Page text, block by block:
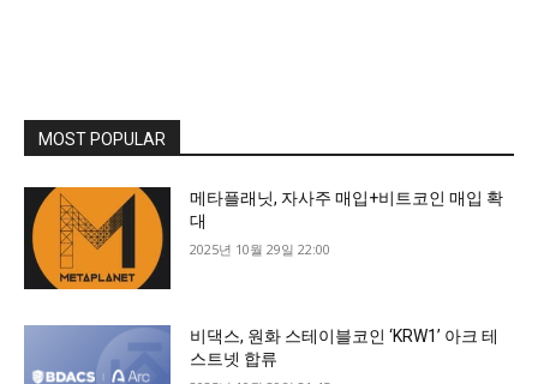
MOST POPULAR
메타플래닛, 자사주 매입+비트코인 매입 확
대
2025년 10월 29일 22:00
비댁스, 원화 스테이블코인 ‘KRW1’ 아크 테
스트넷 합류